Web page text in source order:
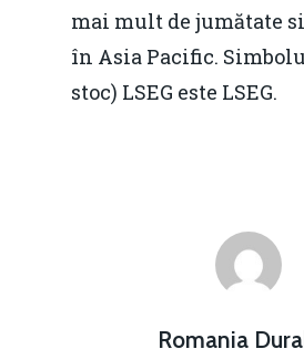
mai mult de jumătate
în Asia Pacific.
stoc) LSEG este LSEG.
Romania